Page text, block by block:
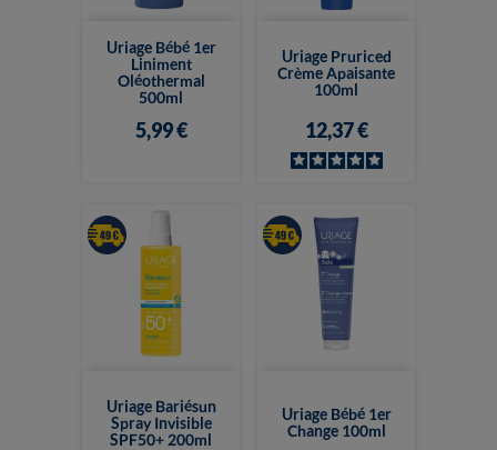
Uriage Bébé 1er
Liniment
Oléothermal
500ml
5,99 €
Uriage Pruriced
Crème Apaisante
100ml
12,37 €
Uriage Bariésun
Spray Invisible
SPF50+ 200ml
Uriage Bébé 1er
Change 100ml